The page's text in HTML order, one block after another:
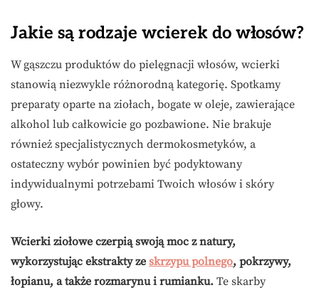
Jakie są rodzaje wcierek do włosów?
W gąszczu produktów do pielęgnacji włosów, wcierki
stanowią niezwykle różnorodną kategorię. Spotkamy
preparaty oparte na ziołach, bogate w oleje, zawierające
alkohol lub całkowicie go pozbawione. Nie brakuje
również specjalistycznych dermokosmetyków, a
ostateczny wybór powinien być podyktowany
indywidualnymi potrzebami Twoich włosów i skóry
głowy.
Wcierki ziołowe czerpią swoją moc z natury,
wykorzystując ekstrakty ze skrzypu polnego, pokrzywy,
łopianu, a także rozmarynu i rumianku. Te skarby